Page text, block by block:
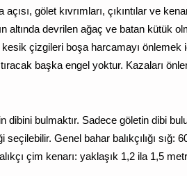
gölet kıvrımları, çıkıntılar ve
altında devrilen ağaç ve batan kütük
çizgileri boşa harcamayı önlemek
başka engel yoktur. Kazaları
dibini bulmaktır. Sadece göletin dibi
Genel bahar balıkçılığı sığ:
çim kenarı: yaklaşık 1,2 ila 1,5